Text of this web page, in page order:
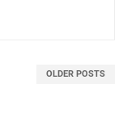
OLDER POSTS